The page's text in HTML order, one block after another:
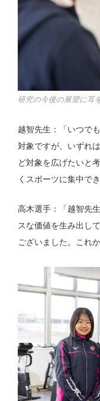
研究の今後の展望に耳
越智先生：「いつで
対象ですが、いずれ
ど対象を広げたいと
くスポーツに集中で
高木選手：「越智先
スな価値を生み出し
ございました。これ